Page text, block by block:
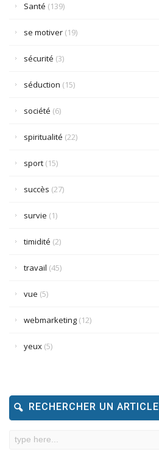
Santé (139)
se motiver (19)
sécurité (3)
séduction (15)
société (6)
spiritualité (22)
sport (15)
succès (27)
survie (1)
timidité (2)
travail (45)
vue (5)
webmarketing (12)
yeux (5)
RECHERCHER UN ARTICLE